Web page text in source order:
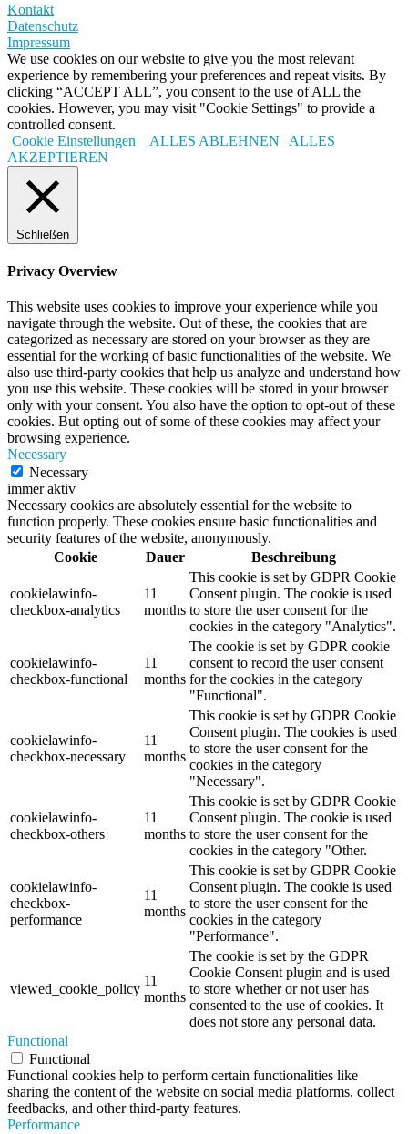
Kontakt
Datenschutz
Impressum
We use cookies on our website to give you the most relevant
experience by remembering your preferences and repeat visits. By
clicking “ACCEPT ALL”, you consent to the use of ALL the
cookies. However, you may visit "Cookie Settings" to provide a
controlled consent.
Cookie Einstellungen
ALLES ABLEHNEN
ALLES
AKZEPTIEREN
Schließen
Privacy Overview
This website uses cookies to improve your experience while you
navigate through the website. Out of these, the cookies that are
categorized as necessary are stored on your browser as they are
essential for the working of basic functionalities of the website. We
also use third-party cookies that help us analyze and understand how
you use this website. These cookies will be stored in your browser
only with your consent. You also have the option to opt-out of these
cookies. But opting out of some of these cookies may affect your
browsing experience.
Necessary
Necessary
immer aktiv
Necessary cookies are absolutely essential for the website to
function properly. These cookies ensure basic functionalities and
security features of the website, anonymously.
Cookie
Dauer Beschreibung
cookielawinfo-
checkbox-analytics
11
months
This cookie is set by GDPR Cookie
Consent plugin. The cookie is used
to store the user consent for the
cookies in the category "Analytics".
cookielawinfo-
checkbox-functional
11
months
The cookie is set by GDPR cookie
consent to record the user consent
for the cookies in the category
"Functional".
cookielawinfo-
checkbox-necessary
11
months
This cookie is set by GDPR Cookie
Consent plugin. The cookies is used
to store the user consent for the
cookies in the category
"Necessary".
cookielawinfo-
checkbox-others
11
months
This cookie is set by GDPR Cookie
Consent plugin. The cookie is used
to store the user consent for the
cookies in the category "Other.
cookielawinfo-
checkbox-
performance
11
months
This cookie is set by GDPR Cookie
Consent plugin. The cookie is used
to store the user consent for the
cookies in the category
"Performance".
viewed_cookie_policy
11
months
The cookie is set by the GDPR
Cookie Consent plugin and is used
to store whether or not user has
consented to the use of cookies. It
does not store any personal data.
Functional
Functional
Functional cookies help to perform certain functionalities like
sharing the content of the website on social media platforms, collect
feedbacks, and other third-party features.
Performance